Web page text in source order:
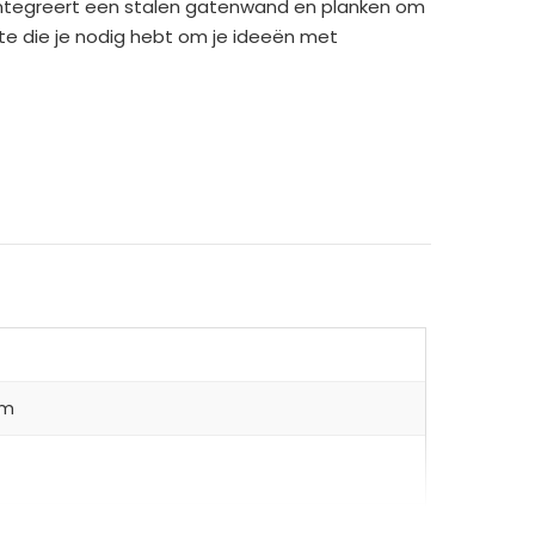
een stalen gatenwand en planken om
die je nodig hebt om je ideeën met